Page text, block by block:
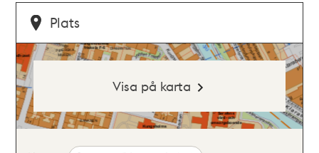
Plats
Visa på karta